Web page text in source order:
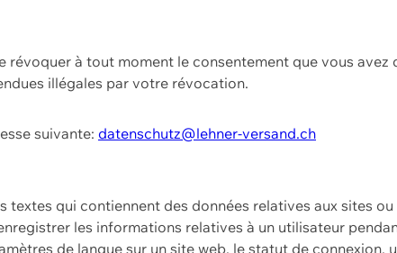
à tout moment le consentement que vous
illégales par votre révocation.
suivante: datenschutz@lehner-versand.ch
qui contiennent des données relatives aux sites
les informations relatives à un utilisateur
de langue sur un site web, le statut de